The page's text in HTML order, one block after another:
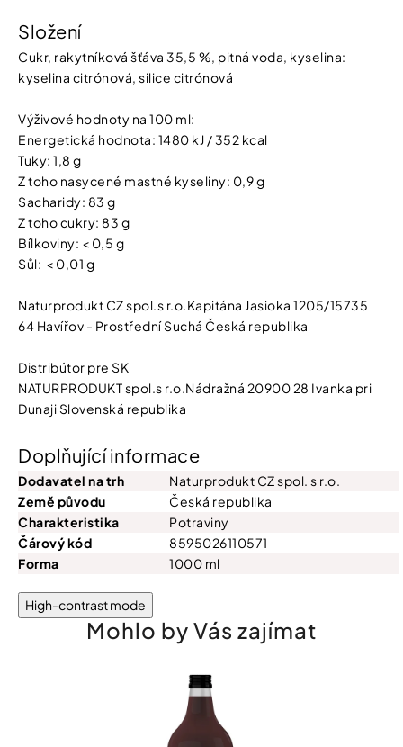
Složení
Cukr, rakytníková šťáva 35,5 %, pitná voda, kyselina:
kyselina citrónová, silice citrónová
Výživové hodnoty na 100 ml:
Energetická hodnota: 1480 kJ / 352 kcal
Tuky: 1,8 g
Z toho nasycené mastné kyseliny: 0,9 g
Sacharidy: 83 g
Z toho cukry: 83 g
Bílkoviny: < 0,5 g
Sůl: < 0,01 g
Naturprodukt CZ spol.s r.o.Kapitána Jasioka 1205/15735
64 Havířov - Prostřední Suchá Česká republika
Distribútor pre SK
NATURPRODUKT spol.s r.o.Nádražná 20900 28 Ivanka pri
Dunaji Slovenská republika
Doplňující informace
Dodavatel na trh
Naturprodukt CZ spol. s r.o.
Země původu
Česká republika
Charakteristika
Potraviny
Čárový kód
8595026110571
Forma
1000 ml
High-contrast mode
Mohlo by Vás zajímat